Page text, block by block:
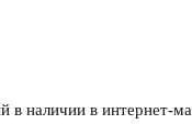
наличии в интернет-